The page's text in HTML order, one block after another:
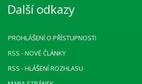
Další odkazy
PROHLÁŠENÍ O PŘÍSTUPNOSTI
RSS - NOVÉ ČLÁNKY
RSS - HLÁŠENÍ ROZHLASU